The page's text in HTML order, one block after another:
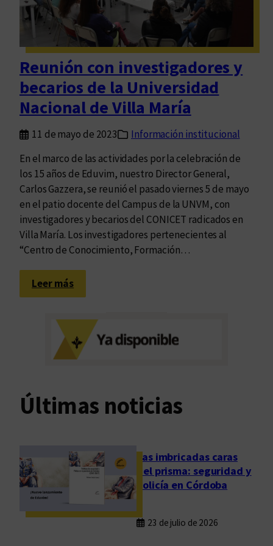
A
l
o
n
s
”
p
r
C
ó
r
d
o
b
a
n
c
e
Reunión con investigadores y
becarios de la Universidad
Nacional de Villa María
11 de mayo de 2023
Información institucional
En el marco de las actividades por la celebración de
los 15 años de Eduvim, nuestro Director General,
Carlos Gazzera, se reunió el pasado viernes 5 de mayo
en el patio docente del Campus de la UNVM, con
investigadores y becarios del CONICET radicados en
Villa María. Los investigadores pertenecientes al
“Centro de Conocimiento, Formación…
Leer más:
R
n
i
c
i
n
s
Últimas noticias
Las imbricadas caras
del prisma: seguridad y
policía en Córdoba
23 de julio de 2026